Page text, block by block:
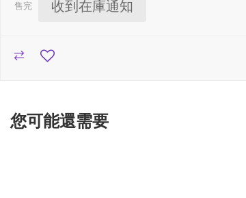
售完 收到在庫通知
您可能還需要